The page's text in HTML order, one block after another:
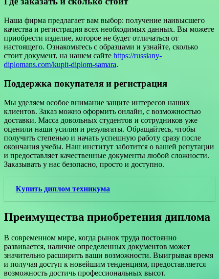
Наша фирма предлагает вам выбор: получение наивысшего
качества и регистрация всех необходимых данных. Вы можете
приобрести изделие, которое не будет отличаться от
настоящего. Ознакомьтесь с образцами и узнайте, сколько
стоит документ, на нашем сайте https://russiany-
diplomans.com/kupit-diplom-samara.
Поддержка покупателя и регистрация
Мы уделяем особое внимание защите интересов наших
клиентов. Заказ можно оформить онлайн, с возможностью
доставки. Масса довольных студентов и сотрудников уже
оценили наши усилия и результаты. Обращайтесь, чтобы
получить степенью и начать успешную работу сразу после
окончания учебы. Наш институт заботится о вашей репутации
и предоставляет качественные документы любой сложности.
Заказывать у нас безопасно, просто и доступно.
Купить диплом техникума
Преимущества приобретения диплома
В современном мире, когда рынок труда постоянно
развивается, наличие определенных документов может
значительно расширить ваши возможности. Выигрывая время
и получая доступ к новейшим тенденциям, предоставляется
возможность достичь профессиональных высот.